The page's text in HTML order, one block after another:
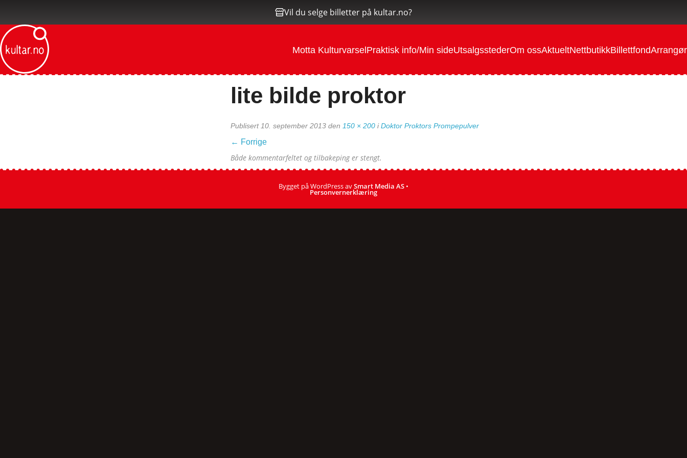
Vil du selge billetter på kultar.no?
Motta KulturvarselPraktisk info/Min sideUtsalgsstederOm ossAktueltNettbutikkBillettfondArrangør
lite bilde proktor
Publisert 10. september 2013 den 150 × 200 iDoktor Proktors Prompepulver
← Forrige
Både kommentarfeltet og tilbakeping er stengt.
Bygget på WordPress avSmart Media AS •
Personvernerklæring